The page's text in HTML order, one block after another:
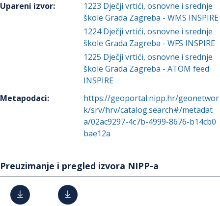
Upareni izvor: 1223 Dječji vrtići, osnovne i srednje
škole Grada Zagreba - WMS INSPIRE
1224 Dječji vrtići, osnovne i srednje
škole Grada Zagreba - WFS INSPIRE
1225 Dječji vrtići, osnovne i srednje
škole Grada Zagreba - ATOM feed
INSPIRE
Metapodaci:
https://geoportal.nipp.hr/geonetwor
k/srv/hrv/catalog.search#/metadat
a/02ac9297-4c7b-4999-8676-b14cb0
bae12a
Preuzimanje i pregled izvora NIPP-a